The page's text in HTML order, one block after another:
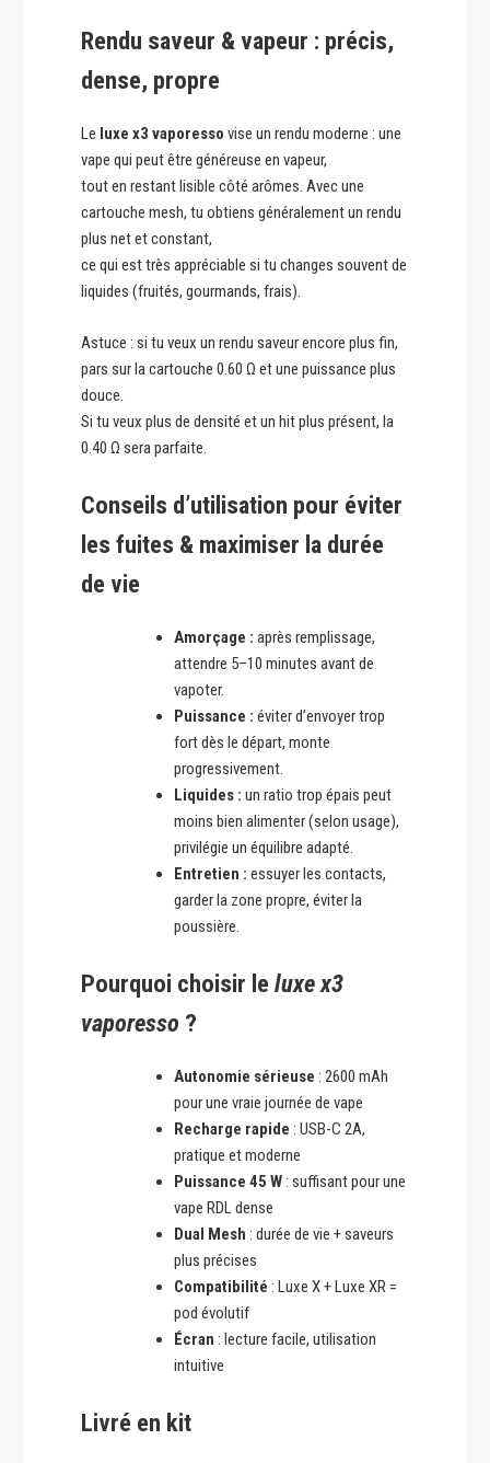
Rendu saveur & vapeur : précis,
dense, propre
Le luxe x3 vaporesso vise un rendu moderne : une
vape qui peut être généreuse en vapeur,
tout en restant lisible côté arômes. Avec une
cartouche mesh, tu obtiens généralement un rendu
plus net et constant,
ce qui est très appréciable si tu changes souvent de
liquides (fruités, gourmands, frais).
Astuce : si tu veux un rendu saveur encore plus fin,
pars sur la cartouche 0.60 Ω et une puissance plus
douce.
Si tu veux plus de densité et un hit plus présent, la
0.40 Ω sera parfaite.
Conseils d’utilisation pour éviter
les fuites & maximiser la durée
de vie
Amorçage : après remplissage,
attendre 5–10 minutes avant de
vapoter.
Puissance : éviter d’envoyer trop
fort dès le départ, monte
progressivement.
Liquides : un ratio trop épais peut
moins bien alimenter (selon usage),
privilégie un équilibre adapté.
Entretien : essuyer les contacts,
garder la zone propre, éviter la
poussière.
Pourquoi choisir leluxe x3
vaporesso ?
Autonomie sérieuse : 2600 mAh
pour une vraie journée de vape
Recharge rapide : USB-C 2A,
pratique et moderne
Puissance 45 W: suffisant pour une
vape RDL dense
Dual Mesh : durée de vie + saveurs
plus précises
Compatibilité : Luxe X + Luxe XR =
pod évolutif
Écran : lecture facile, utilisation
intuitive
Livré en kit